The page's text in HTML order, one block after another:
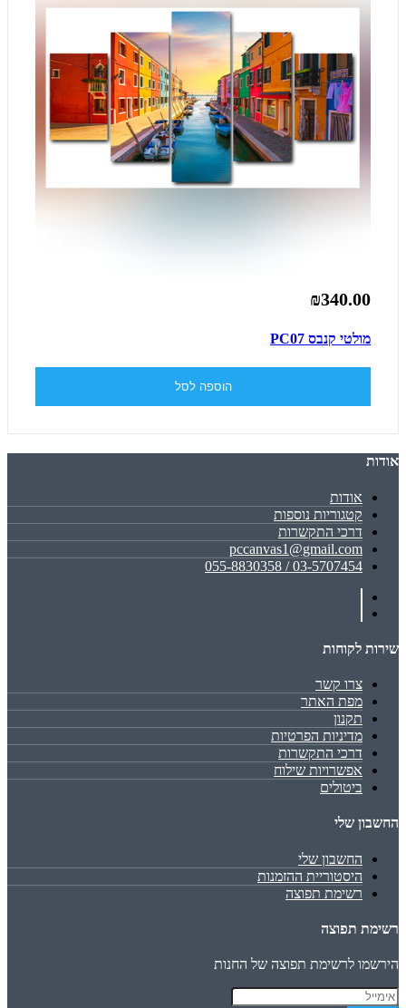
₪340.00
מולטי קנבס PC07
הוספה לסל
אודות
אודות
קטגוריות נוספות
דרכי התקשרות
pccanvas1@gmail.com
03-5707454 / 055-8830358
שירות לקוחות
צרו קשר
מפת האתר
תקנון
מדיניות הפרטיות
דרכי התקשרות
אפשרויות שילוח
ביטולים
החשבון שלי
החשבון שלי
היסטוריית ההזמנות
רשימת תפוצה
רשימת תפוצה
הירשמו לרשימת תפוצה של החנות